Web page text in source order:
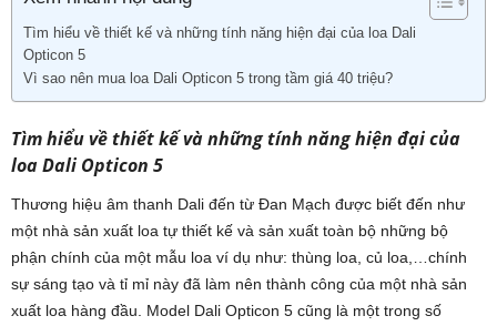
Tìm hiểu về thiết kế và những tính năng hiện đại của loa Dali
Opticon 5
Vì sao nên mua loa Dali Opticon 5 trong tầm giá 40 triệu?
Tìm hiểu về thiết kế và những tính năng hiện đại của
loa Dali Opticon 5
Thương hiệu âm thanh Dali đến từ Đan Mạch được biết đến như
một nhà sản xuất loa tự thiết kế và sản xuất toàn bộ những bộ
phận chính của một mẫu loa ví dụ như: thùng loa, củ loa,…chính
sự sáng tạo và tỉ mỉ này đã làm nên thành công của một nhà sản
xuất loa hàng đầu. Model Dali Opticon 5 cũng là một trong số